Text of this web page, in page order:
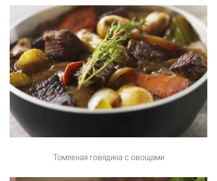
Томленая говядина с овощами